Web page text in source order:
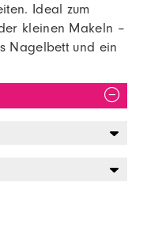
Ideal zum
kleinen Makeln –
Nagelbett und ein